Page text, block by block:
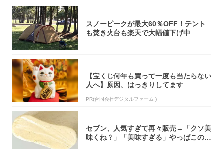
スノーピークが最大60％OFF！テント
も焚き火台も楽天で大幅値下げ中
【宝くじ何年も買って一度も当たらない
人へ】原因、はっきりしてます
PR(合同会社デジタルファーム )
セブン、人気すぎて再々販売→「クソ美
味くね？」「美味すぎる」やっぱこのク